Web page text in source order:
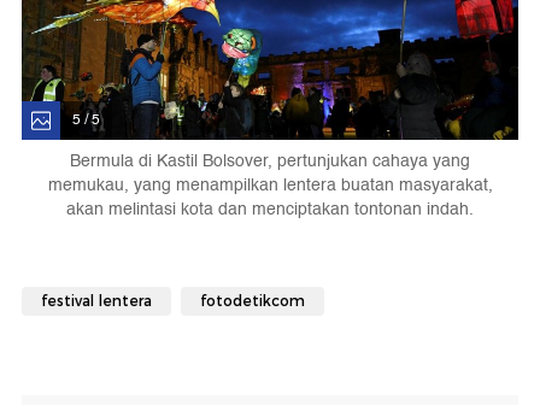
5 / 5
Bermula di Kastil Bolsover, pertunjukan cahaya yang
memukau, yang menampilkan lentera buatan masyarakat,
akan melintasi kota dan menciptakan tontonan indah.
festival lentera fotodetikcom